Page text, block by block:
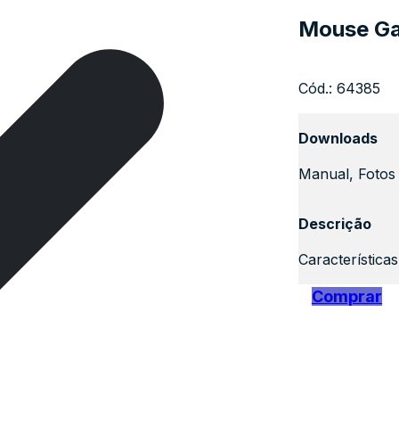
Mouse
Cód.: 64385
Downloads
Manual,
Descrição
Comprar